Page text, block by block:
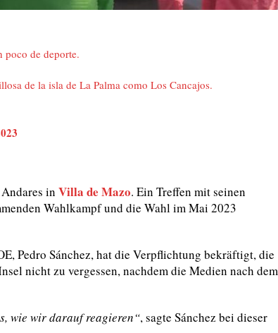
poco de deporte.
de la isla de La Palma como Los Cancajos.
in Villa de Mazo. Ein Treffen mit seinen
Wahlkampf und die Wahl im Mai 2023
Pedro Sánchez, hat die Verpflichtung bekräftigt, die
nicht zu vergessen, nachdem die Medien nach dem
wie wir darauf reagieren“, sagte Sánchez bei dieser